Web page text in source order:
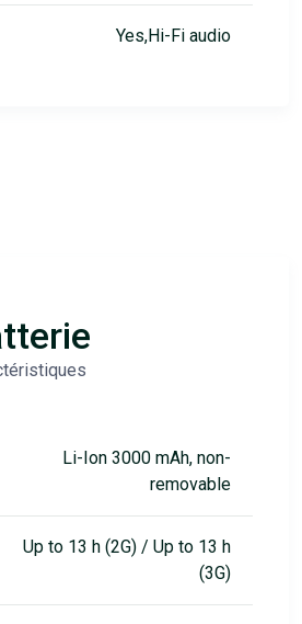
Yes,Hi-Fi audio
Li-Ion 3000 mAh, non-
removable
Up to 13 h (2G) / Up to 13 h
(3G)